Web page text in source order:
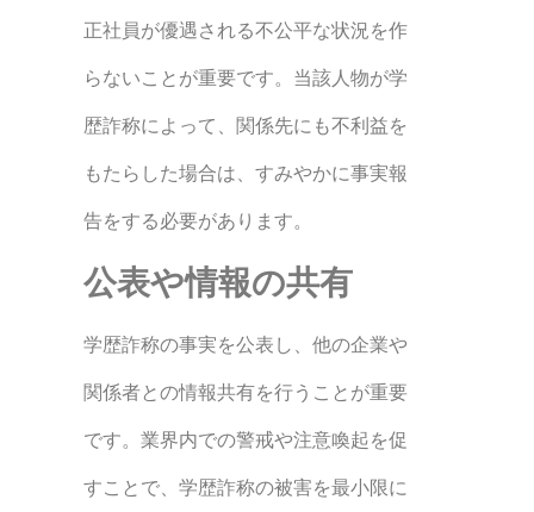
正社員が優遇される不公平な状況を作
らないことが重要です。当該人物が学
歴詐称によって、関係先にも不利益を
もたらした場合は、すみやかに事実報
告をする必要があります。
公表や情報の共有
学歴詐称の事実を公表し、他の企業や
関係者との情報共有を行うことが重要
です。業界内での警戒や注意喚起を促
すことで、学歴詐称の被害を最小限に